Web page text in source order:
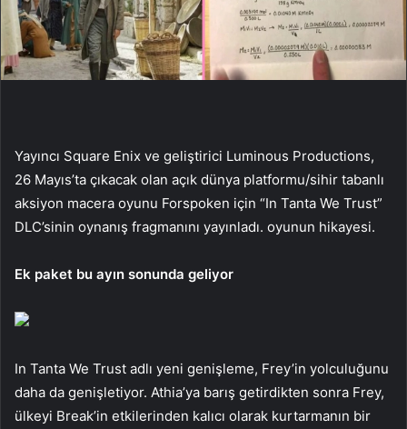
Yayıncı Square Enix ve geliştirici Luminous Productions,
26 Mayıs’ta çıkacak olan açık dünya platformu/sihir tabanlı
aksiyon macera oyunu Forspoken için “In Tanta We Trust”
DLC’sinin oynanış fragmanını yayınladı. oyunun hikayesi.
Ek paket bu ayın sonunda geliyor
In Tanta We Trust adlı yeni genişleme, Frey’in yolculuğunu
daha da genişletiyor. Athia’ya barış getirdikten sonra Frey,
ülkeyi Break’in etkilerinden kalıcı olarak kurtarmanın bir